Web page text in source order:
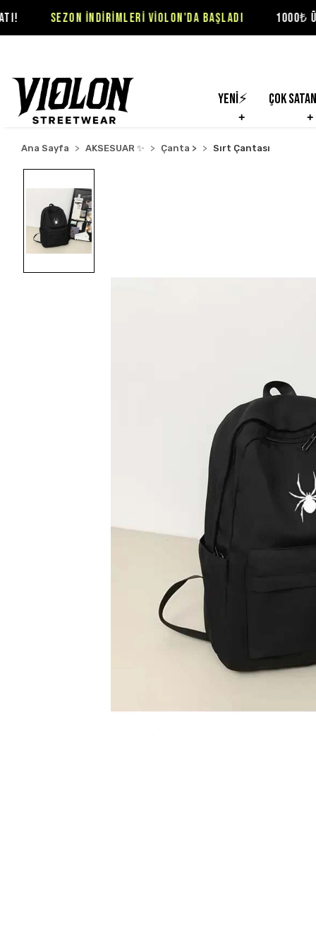
İNDİRİMLERİ VİOLON'DA BAŞLADI 1000₺ ÜZERİ
Yeni⚡ Çok
Ana Sayfa AKSESUAR ✨ Çanta > Sırt Çantası